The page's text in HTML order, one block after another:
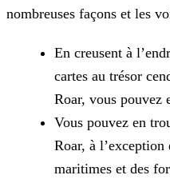
nombreuses façons et les
En creusent à
cartes au trésor
Roar, vous pouvez
Vous pouvez en
Roar, à l’exception
maritimes et des